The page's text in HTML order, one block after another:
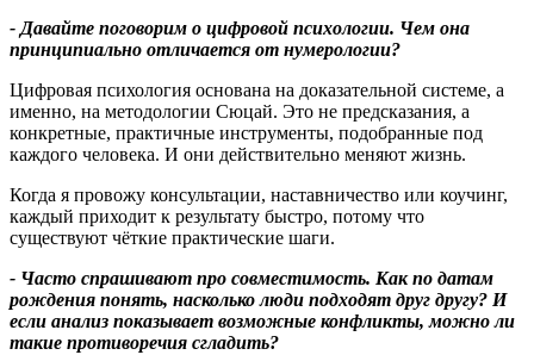
-Давайте поговорим о цифровой психологии. Чем она
принципиально отличается от нумерологии?
Цифровая психология основана на доказательной системе, а
именно, на методологии Сюцай. Это не предсказания, а
конкретные, практичные инструменты, подобранные под
каждого человека. И они действительно меняют жизнь.
Когда я провожу консультации, наставничество или коучинг,
каждый приходит к результату быстро, потому что
существуют чёткие практические шаги.
- Часто спрашивают про совместимость. Как по датам
рождения понять, насколько люди подходят друг другу? И
если анализ показывает возможные конфликты,можно ли
такие противоречия сгладить?